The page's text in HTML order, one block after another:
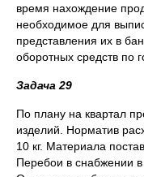
время нахождение
необходимое для
представления их в
оборотных средств по
Задача 29
По плану на квартал
изделий. Норматив
10 кг. Материала
Перебои в снабжении